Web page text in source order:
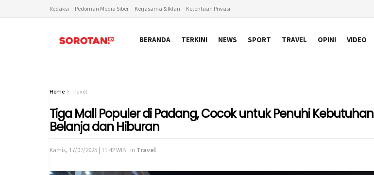
Redaksi Pedoman Media Siber Kerjasama & Iklan Ketentuan Privasi
BERANDA TERKINI NEWS SPORT TRAVEL OPINI VIDEO
Home Travel
Tiga Mall Populer di Padang, Cocok untuk Penuhi Kebutuhan
Belanja dan Hiburan
Kamis, 17/07/2025 | 11:42 WIB in Travel